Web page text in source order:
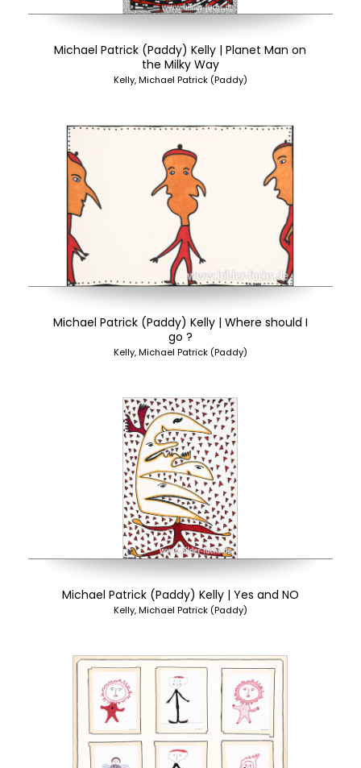
Michael Patrick (Paddy) Kelly | Planet Man on
the Milky Way
Kelly, Michael Patrick (Paddy)
Michael Patrick (Paddy) Kelly | Where should I
go ?
Kelly, Michael Patrick (Paddy)
Michael Patrick (Paddy) Kelly | Yes and NO
Kelly, Michael Patrick (Paddy)